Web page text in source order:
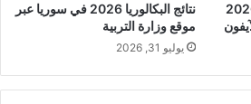
نتائج الثانوية 2026
نتائج البكالوريا 2026 في سوريا عبر
موقع وزارة التربية
يوليو 31, 2026